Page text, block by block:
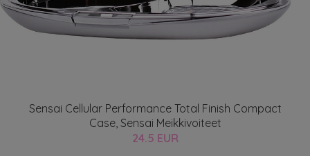
Sensai Cellular Performance Total Finish Compact
Case, Sensai Meikkivoiteet
24.5 EUR